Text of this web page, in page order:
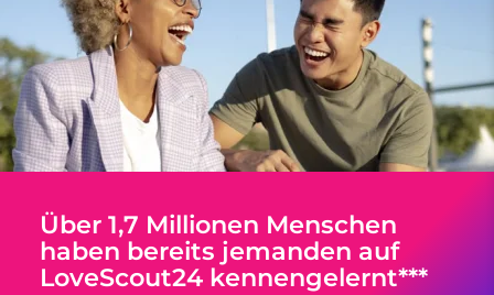
Über 1,7 Millionen Menschen
haben bereits jemanden auf
LoveScout24 kennengelernt***